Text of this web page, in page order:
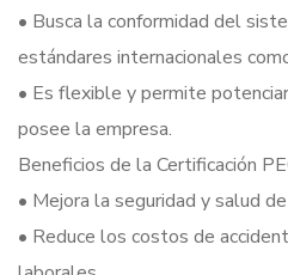
• Busca la conformidad del
estándares internacionales
• Es flexible y permite
posee la empresa.
Beneficios de la Certificación
• Mejora la seguridad y salud
• Reduce los costos de